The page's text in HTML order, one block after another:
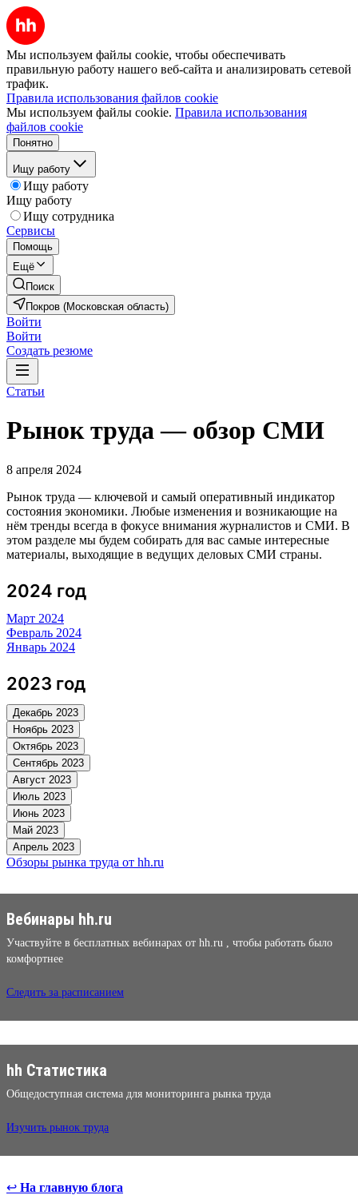
Мы используем файлы cookie, чтобы обеспечивать
правильную работу нашего веб-сайта и анализировать сетевой
трафик.
Правила использования файлов cookie
Мы используем файлы cookie. Правила использования
файлов cookie
Понятно
Ищу работу
Ищу работу
Ищу работу
Ищу сотрудника
Сервисы
Помощь
Ещё
Поиск
Покров (Московская область)
Войти
Войти
Создать резюме
Статьи
Рынок труда — обзор СМИ
8 апреля 2024
Рынок труда — ключевой и самый оперативный индикатор
состояния экономики. Любые изменения и возникающие на
нём тренды всегда в фокусе внимания журналистов и СМИ. В
этом разделе мы будем собирать для вас самые интересные
материалы, выходящие в ведущих деловых СМИ страны.
2024 год
Март 2024
Февраль 2024
Январь 2024
2023 год
Декабрь 2023
Ноябрь 2023
Октябрь 2023
Сентябрь 2023
Август 2023
Июль 2023
Июнь 2023
Май 2023
Апрель 2023
Обзоры рынка труда от hh.ru
Вебинары hh.ru
Участвуйте в бесплатных вебинарах от hh.ru , чтобы работать было
комфортнее
Следить за расписанием
hh Статистика
Общедоступная система для мониторинга рынка труда
Изучить рынок труда
↩ На главную блога